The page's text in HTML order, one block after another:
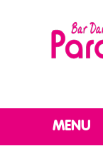
MENU